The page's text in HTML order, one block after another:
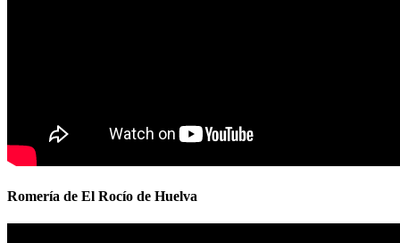
Romería de El Rocío de Huelva